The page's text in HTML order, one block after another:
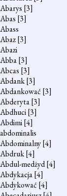
Abarys [3]
Abas [3]
Abass
Abaz[3]
Abazi
Abba[3]
Abcas [3]
Abdank[3]
Abdankować [3]
Abderyta[3]
Abdhuci[3]
Abdimi[4]
abdominalis
Abdominalny[4]
Abdruk[4]
Abdul-medżyd[4]
Abdykacja[4]
Abdykować [4]